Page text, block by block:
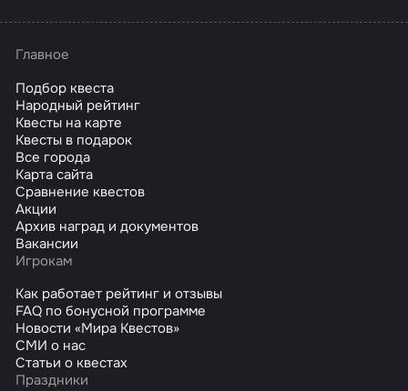
Главное
Подбор квеста
Народный рейтинг
Квесты на карте
Квесты в подарок
Все города
Карта сайта
Сравнение квестов
Акции
Архив наград и документов
Вакансии
Игрокам
Как работает рейтинг и отзывы
FAQ по бонусной программе
Новости «Мира Квестов»
СМИ о нас
Статьи о квестах
Праздники